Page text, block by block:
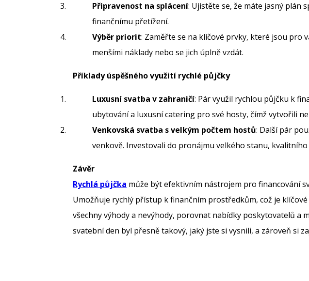
Připravenost na splácení: Ujistěte se, že máte jasný plán
finančnímu přetížení.
Výběr priorit: Zaměřte se na klíčové prvky, které jsou pro
menšími náklady nebo se jich úplně vzdát.
Příklady úspěšného využití rychlé půjčky
Luxusní svatba v zahraničí: Pár využil rychlou půjčku k
ubytování a luxusní catering pro své hosty, čímž vytvořili
Venkovská svatba s velkým počtem hostů: Další pár
venkově. Investovali do pronájmu velkého stanu,
Závěr
Rychlá půjčka může být efektivním nástrojem pro financování
Umožňuje rychlý přístup k finančním prostředkům, což je
všechny výhody a nevýhody, porovnat nabídky poskytovatelů a
svatební den byl přesně takový, jaký jste si vysnili, a zároveň si